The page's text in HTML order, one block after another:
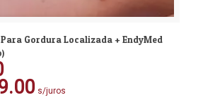
Gordura Localizada + EndyMed
s/juros